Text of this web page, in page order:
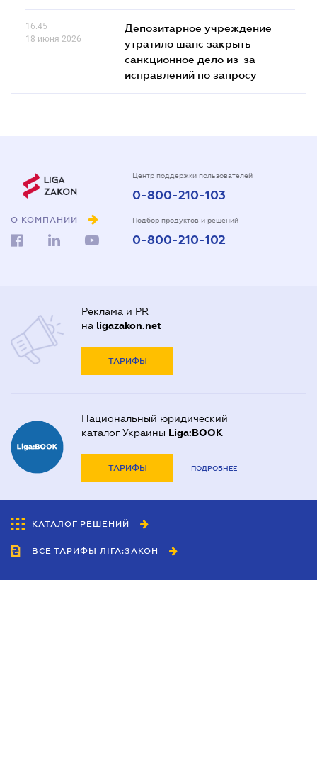
16.45
18 июня 2026
Депозитарное учреждение
утратило шанс закрыть
санкционное дело из-за
исправлений по запросу
О КОМПАНИИ
Центр поддержки пользователей
0-800-210-103
Подбор продуктов и решений
0-800-210-102
Реклама и PR
на ligazakon.net
ТАРИФЫ
Национальный юридический
каталог Украины Liga:BOOK
ТАРИФЫ ПОДРОБНЕЕ
КАТАЛОГ РЕШЕНИЙ
ВСЕ ТАРИФЫ ЛІГА:ЗАКОН